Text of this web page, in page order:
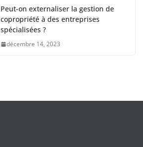
Peut-on externaliser la gestion de
copropriété à des entreprises
spécialisées ?
décembre 14, 2023